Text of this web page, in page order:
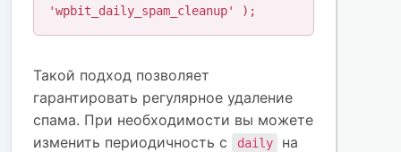
'wpbit_daily_spam_cleanup' );
Такой подход позволяет
гарантировать регулярное удаление
спама. При необходимости вы можете
изменить периодичность с
daily на